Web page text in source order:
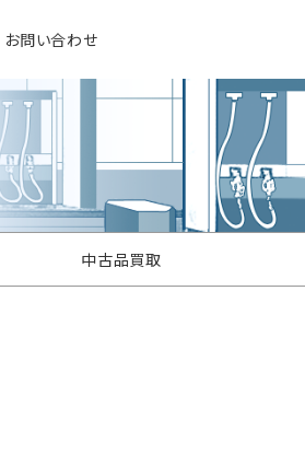
お問い合わせ
中古品買取